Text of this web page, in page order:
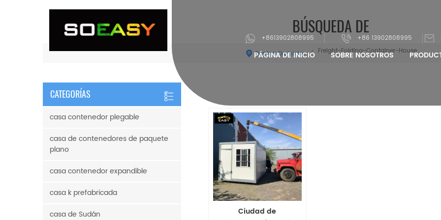
+8613902808995 +86 13902808995
PÁGINA DE INICIO SOBRE NOSOTROS
BÚSQUEDA DE
Página De Inicio / Freight-Folding-Container-House
Ciudad de
CATEGORÍAS
casa contenedor plegable
casa de contenedores de paquete
plano
casa contenedor expandible
casa k prefabricada
casa de Sudán